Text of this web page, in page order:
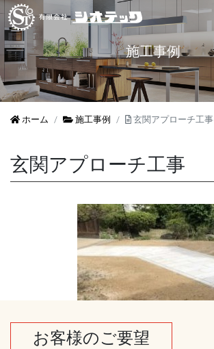
施工事例
ホーム 施工事例 玄関アプローチ工事
玄関アプローチ工事
お客様のご要望